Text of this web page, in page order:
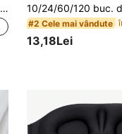
1/2 buc. mască de dormit din satin, mască de dormit din satin, scrunchie pentru păr, mască pentru ochi blackout, cadou pentru domnișoară de onoare, roz. Mască de dormit din satin de mătase, mască de dormit roz, mască pentru ochi blackout, unisex, mască pentru ochi blackout moale și respirabilă, accesoriu esențial pentru călătorii, cadou pentru domnișoară de onoare.
#2 Cele mai vândute
13,18Lei